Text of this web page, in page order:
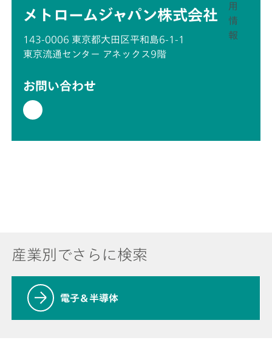
用
情
報
メトロームジャパン株式会社
143-0006 東京都大田区平和島6-1-1
東京流通センター アネックス9階
お問い合わせ
産業別でさらに検索
電子＆半導体